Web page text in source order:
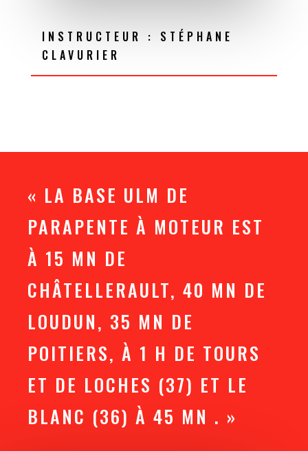
INSTRUCTEUR : STÉPHANE
CLAVURIER
« LA BASE ULM DE
PARAPENTE À MOTEUR EST
À 15 MN DE
CHÂTELLERAULT, 40 MN DE
LOUDUN, 35 MN DE
POITIERS, À 1 H DE TOURS
ET DE LOCHES (37) ET LE
BLANC (36) À 45 MN . »